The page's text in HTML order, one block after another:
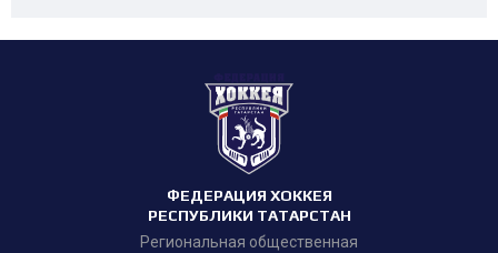
ФЕДЕРАЦИЯ ХОККЕЯ
РЕСПУБЛИКИ ТАТАРСТАН
Региональная общественная